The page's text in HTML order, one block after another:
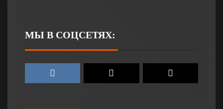
МЫ В СОЦСЕТЯХ: